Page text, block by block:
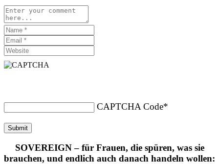
CAPTCHA Code*
SOVEREIGN – für Frauen, die spüren, was sie
brauchen, und endlich auch danach handeln wollen: